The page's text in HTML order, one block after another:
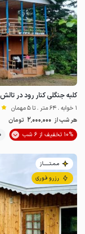
کلبه جنگلی کنار رود در
1 خوابه . 64 متر . تا 5 مهمان
هر شب از 2٬000٬000 تومان
10% تخفیف از 6 شب
مـمـتــــــاز
رزرو فوری